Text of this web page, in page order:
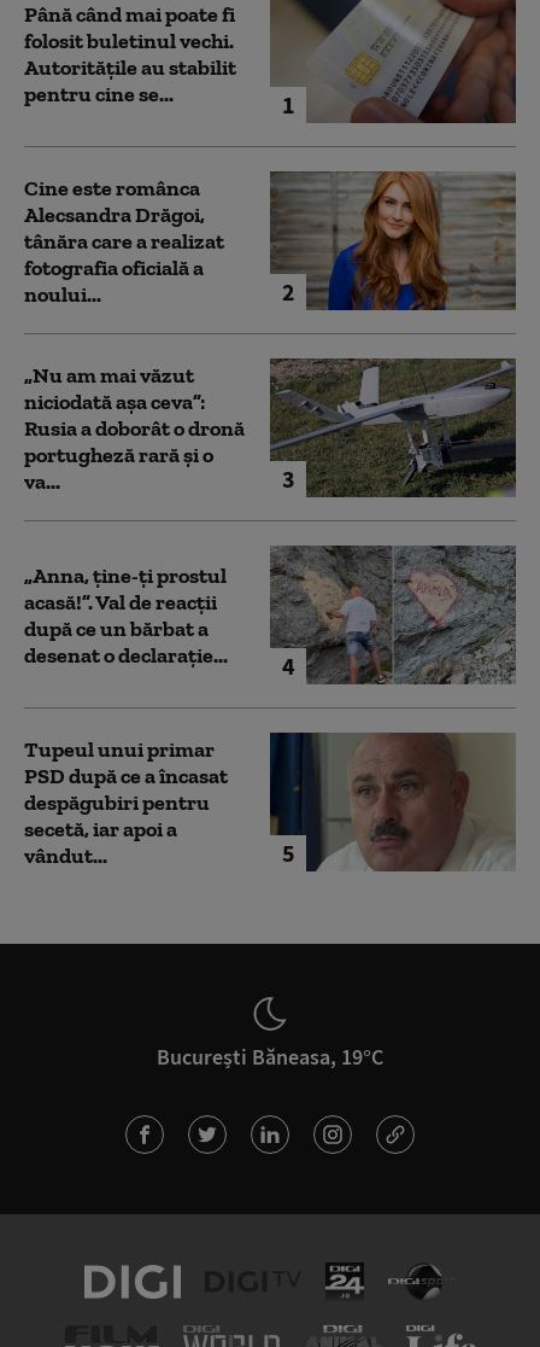
1
Până când mai poate fi
folosit buletinul vechi.
Autoritățile au stabilit
pentru cine se...
2
Cine este românca
Alecsandra Drăgoi,
tânăra care a realizat
fotografia oficială a
noului...
3
„Nu am mai văzut
niciodată așa ceva”:
Rusia a doborât o dronă
portugheză rară și o
va...
4
„Anna, ţine-ţi prostul
acasă!”. Val de reacții
după ce un bărbat a
desenat o declarație...
5
Tupeul unui primar
PSD după ce a încasat
despăgubiri pentru
secetă, iar apoi a
vândut...
București Băneasa, 19°C